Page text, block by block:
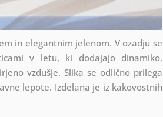
in elegantnim jelenom. V ozadju se
v letu, ki dodajajo dinamiko.
vzdušje. Slika se odlično prilega
lepote. Izdelana je iz kakovostnih